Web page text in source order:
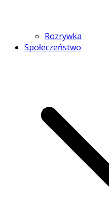
Rozrywka
Społeczeństwo